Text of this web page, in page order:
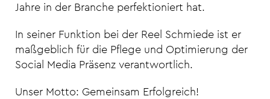
Jahre in der Branche perfektioniert hat.
In seiner Funktion bei der Reel Schmiede ist er
maßgeblich für die Pflege und Optimierung der
Social Media Präsenz verantwortlich.
Unser Motto: Gemeinsam Erfolgreich!